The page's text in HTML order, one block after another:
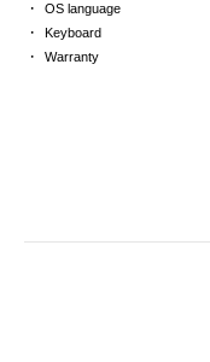
· OS language
· Keyboard
· Warranty